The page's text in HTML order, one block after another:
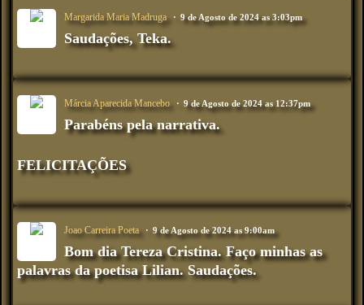
Margarida Maria Madruga 9 de Agosto de 2024 as 3:03pm
Saudações, Teka.
Márcia Aparecida Mancebo 9 de Agosto de 2024 as 12:37pm
Parabéns pela narrativa.
FELICITAÇÕES
Joao Carreira Poeta 9 de Agosto de 2024 as 9:00am
Bom dia Tereza Cristina. Faço minhas as
palavras da poetisa Lilian. Saudações.